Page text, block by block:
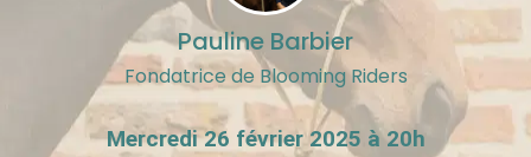
Pauline Barbier
Fondatrice de Blooming Riders
Mercredi 26 février 2025 à 20h